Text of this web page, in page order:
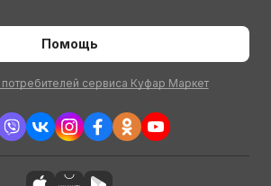
Помощь
сервиса Куфар Маркет